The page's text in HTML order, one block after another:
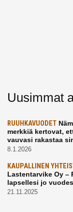
Uusimmat
RUUHKAVUODET
merkkiä kertovat,
vauvasi rakastaa
8.1.2026
KAUPALLINEN
Lastentarvike Oy –
lapsellesi jo
21.11.2025